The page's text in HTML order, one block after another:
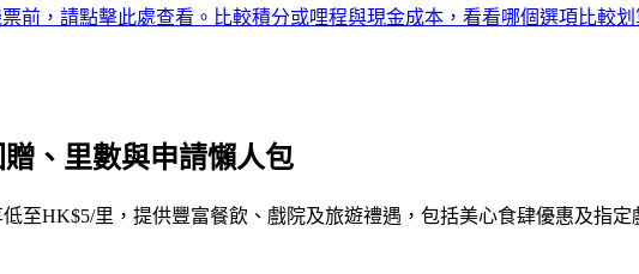
前，請點擊此處查看。比較積分或哩程與現金成本，看看哪個選項比較划
、里數與申請懶人包
至HK$5/里，提供豐富餐飲、戲院及旅遊禮遇，包括美心食肆優惠及指